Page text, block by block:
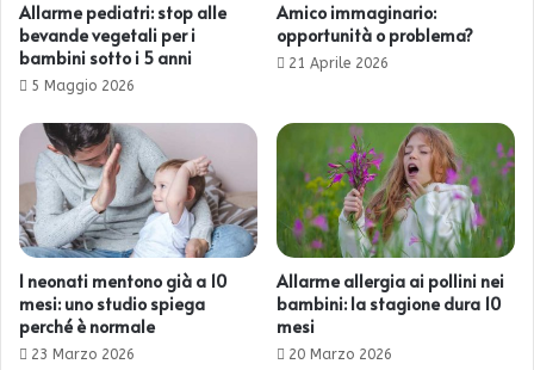
Allarme pediatri: stop alle
bevande vegetali per i
bambini sotto i 5 anni
5 Maggio 2026
Amico immaginario:
opportunità o problema?
21 Aprile 2026
I neonati mentono già a 10
mesi: uno studio spiega
perché è normale
23 Marzo 2026
Allarme allergia ai pollini nei
bambini: la stagione dura 10
mesi
20 Marzo 2026